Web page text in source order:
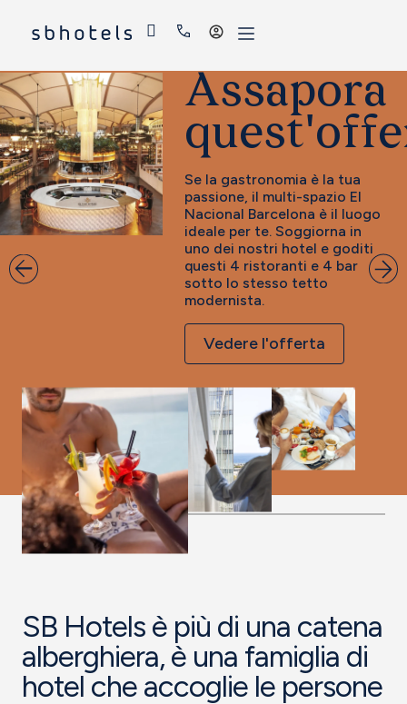
Accedi
Assapora
Se la gastronomia è la tua
passione, il multi-spazio El
Nacional Barcelona è il luogo
ideale per te. Soggiorna in
uno dei nostri hotel e goditi
questi 4 ristoranti e 4 bar
sotto lo stesso tetto
modernista.
Vedere l'offerta
SB Hotels è più di una catena
alberghiera, è una famiglia di
hotel che accoglie le persone